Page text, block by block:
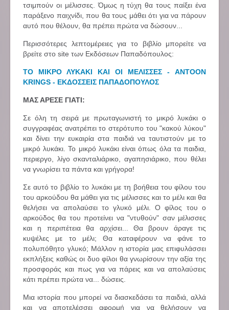
τσιμπούν οι μέλισσες. Όμως η τύχη θα τους παίξει ένα
παράξενο παιχνίδι, που θα τους μάθει ότι για να πάρουν
αυτό που θέλουν, θα πρέπει πρώτα να δώσουν...
Περισσότερες λεπτομέρειες για το βιβλίο μπορείτε να
βρείτε στο site των Εκδόσεων Παπαδόπουλος:
ΤΟ ΜΙΚΡΟ ΛΥΚΑΚΙ ΚΑΙ ΟΙ ΜΕΛΙΣΣΕΣ - ANTOON
KRINGS - ΕΚΔΟΣΣΕΙΣ ΠΑΠΑΔΟΠΟΥΛΟΣ
ΜΑΣ ΑΡΕΣΕ ΓΙΑΤΙ:
Σε όλη τη σειρά με πρωταγωνιστή το μικρό λυκάκι ο
συγγραφέας ανατρέπει το στερότυπο του "κακού λύκου"
και δίνει την ευκαιρία στα παιδιά να ταυτιστούν με το
μικρό λυκάκι. Το μικρό λυκάκι είναι όπως όλα τα παιδια,
περιεργο, λίγο σκανταλιάρικο, αγαπησιάρικο, που θέλει
να γνωρίσει τα πάντα και γρήγορα!
Σε αυτό το βιβλίο το λυκάκι με τη βοήθεια του φίλου του
του αρκούδου θα μάθει για τις μέλισσες και το μέλι και θα
θελήσει να απολαύσει το γλυκό μέλι. Ο φίλος του ο
αρκούδος θα του προτείνει να "ντυθούν" σαν μέλισσες
και η περιπέτεια θα αρχίσει... Θα βρουν άραγε τις
κυψέλες με το μέλι; Θα καταφέρουν να φάνε το
πολυπόθητο γλυκό; Μάλλον η ιστορία μας επιφυλάσσει
εκπλήξεις καθώς οι δυο φίλοι θα γνωρίσουν την αξία της
προσφοράς και πως για να πάρεις και να απολαύσεις
κάτι πρέπει πρώτα να... δώσεις.
Μια ιστορία που μπορεί να διασκεδάσει τα παιδιά, αλλά
και να αποτελέσσει αφορμή για να θελήσουν να